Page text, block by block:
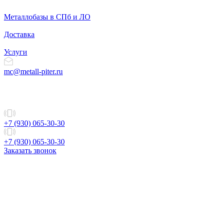
Металлобазы в СПб и ЛО
Доставка
Услуги
mc@metall-piter.ru
+7 (930) 065-30-30
+7 (930) 065-30-30
Заказать звонок